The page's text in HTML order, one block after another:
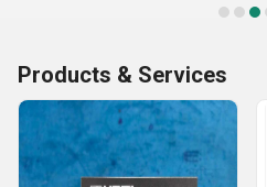
Products & Services